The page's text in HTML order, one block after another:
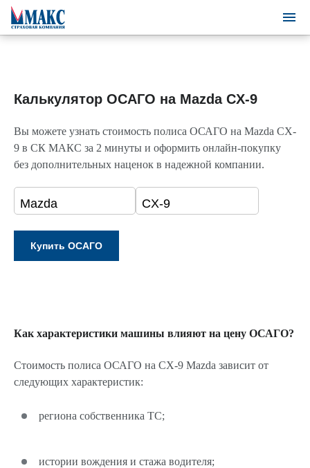
Калькулятор ОСАГО на Mazda CX-9
Вы можете узнать стоимость полиса ОСАГО на Mazda CX-
9 в СК МАКС за 2 минуты и оформить онлайн-покупку
без дополнительных наценок в надежной компании.
Как характеристики машины влияют на цену ОСАГО?
Стоимость полиса ОСАГО на CX-9 Mazda зависит от
следующих характеристик:
региона собственника ТС;
истории вождения и стажа водителя;